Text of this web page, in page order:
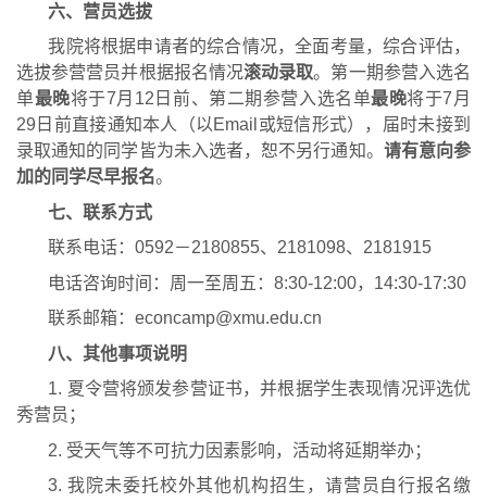
六、营员选拔
我院将根据申请者的综合情况，全面考量，综合评估，
选拔参营营员并根据报名情况滚动录取。 第一期参营入选名
单最晚将于7月 12 日前、第二期参营入选名单最晚将于7 月
29 日前直接通知本人 （以 Email 或短信形式），届时未接到
录取通知的同学皆为未入选者，恕不另行通知。 请有意向参
加的同学尽早报名。
七、联系方式
联系电话：0592－2180855、 2181098、 2181915
电话咨询时间：周一至周五：8:30-12:00， 14:30-17:30
联系邮箱：econcamp@xmu.edu.cn
八、其他事项说明
1. 夏令营将颁发参营证书，并根据学生表现情况评选优
秀营员；
2. 受天气等不可抗力因素影响，活动将延期举办；
3. 我院未委托校外其他机构招生，请营员自行报名缴